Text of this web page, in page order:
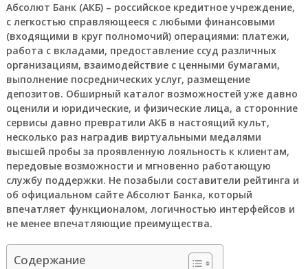
Абсолют Банк (АКБ) – российское кредитное учреждение,
с легкостью справляющееся с любыми финансовыми
(входящими в круг полномочий) операциями: платежи,
работа с вкладами, предоставление ссуд различных
организациям, взаимодействие с ценными бумагами,
выполнение посреднических услуг, размещение
депозитов. Обширный каталог возможностей уже давно
оценили и юридические, и физические лица, а сторонние
сервисы давно превратили АКБ в настоящий культ,
несколько раз наградив виртуальными медалями
высшей пробы за проявленную лояльность к клиентам,
передовые возможности и мгновенно работающую
службу поддержки. Не позабыли составители рейтинга и
об официальном сайте Абсолют Банка, который
впечатляет функционалом, логичностью интерфейсов и
не менее впечатляющие преимущества.
Содержание